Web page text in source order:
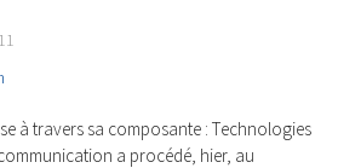
à travers sa composante : Technologies
a procédé, hier, au